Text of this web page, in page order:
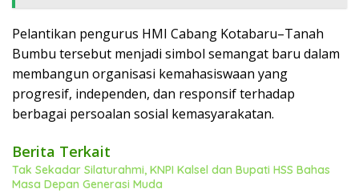
Pelantikan pengurus HMI Cabang Kotabaru–Tanah
Bumbu tersebut menjadi simbol semangat baru dalam
membangun organisasi kemahasiswaan yang
progresif, independen, dan responsif terhadap
berbagai persoalan sosial kemasyarakatan.
Berita Terkait
Tak Sekadar Silaturahmi, KNPI Kalsel dan Bupati HSS Bahas
Masa Depan Generasi Muda